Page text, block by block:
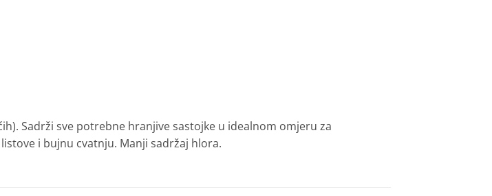
Sadrži sve potrebne hranjive sastojke u idealnom omjeru za
i bujnu cvatnju. Manji sadržaj hlora.